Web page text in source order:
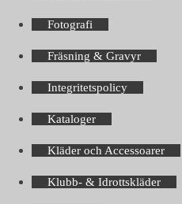
Fotografi
Fräsning & Gravyr
Integritetspolicy
Kataloger
Kläder och Accessoarer
Klubb- & Idrottskläder